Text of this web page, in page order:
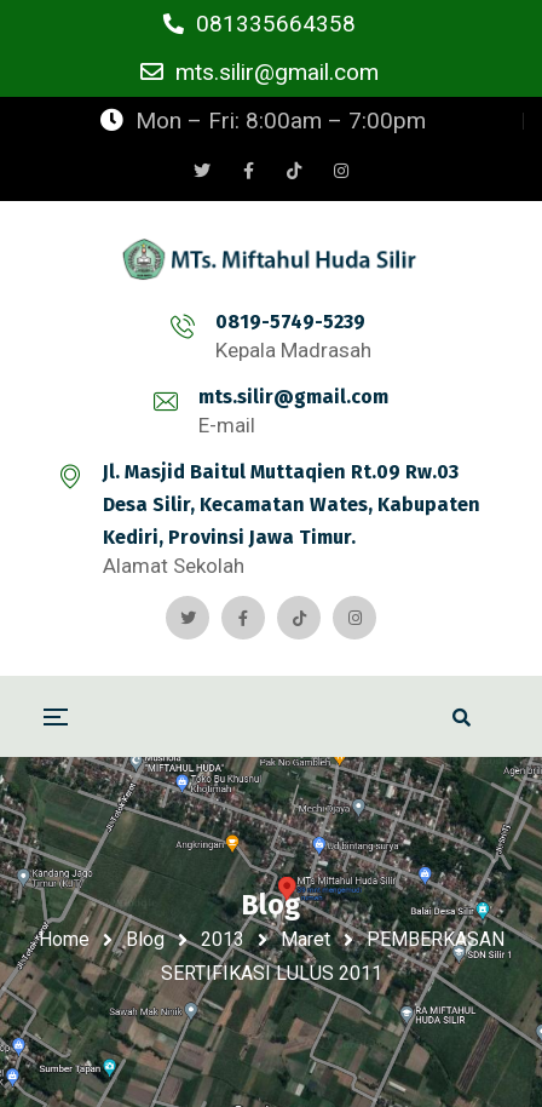
081335664358
mts.silir@gmail.com
Mon – Fri: 8:00am – 7:00pm
0819-5749-5239
Kepala Madrasah
mts.silir@gmail.com
E-mail
Jl. Masjid Baitul Muttaqien Rt.09 Rw.03
Desa Silir, Kecamatan Wates, Kabupaten
Kediri, Provinsi Jawa Timur.
Alamat Sekolah
Blog
Home Blog 2013 Maret
PEMBERKASAN
SERTIFIKASI LULUS 2011